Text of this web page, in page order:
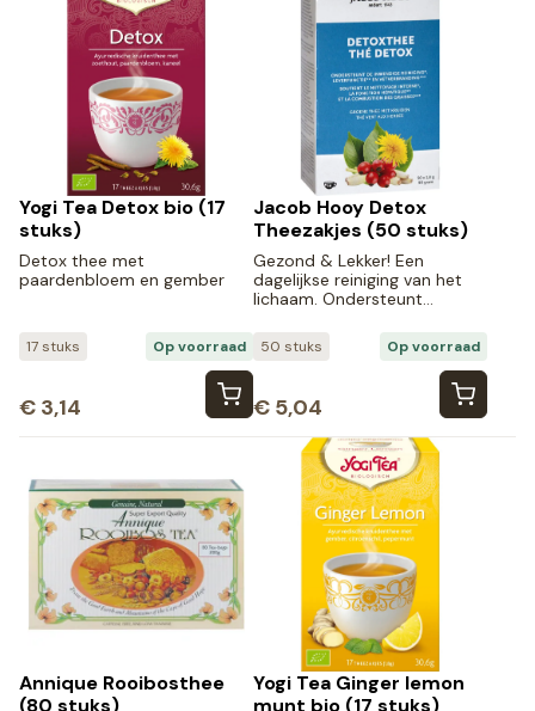
Yogi Tea Detox bio (17
stuks)
Detox thee met
paardenbloem en gember
17 stuks Op voorraad
€ 3,14
Jacob Hooy Detox
Theezakjes (50 stuks)
Gezond & Lekker! Een
dagelijkse reiniging van het
lichaam. Ondersteunt…
50 stuks Op voorraad
€ 5,04
Annique Rooibosthee
(80 stuks)
Yogi Tea Ginger lemon
munt bio (17 stuks)